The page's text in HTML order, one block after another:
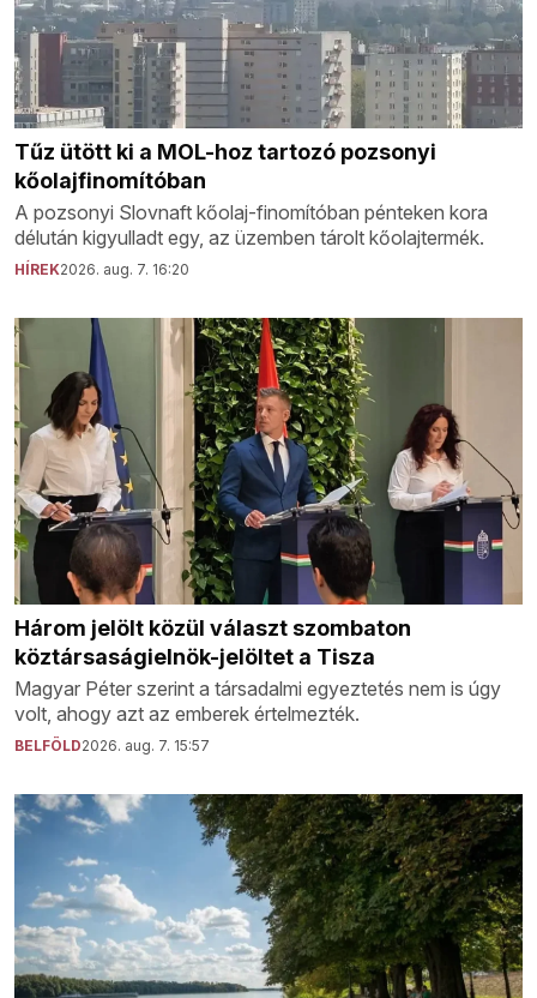
Tűz ütött ki a MOL-hoz tartozó pozsonyi
kőolajfinomítóban
A pozsonyi Slovnaft kőolaj-finomítóban pénteken kora
délután kigyulladt egy, az üzemben tárolt kőolajtermék.
HÍREK2026. aug. 7. 16:20
Három jelölt közül választ szombaton
köztársaságielnök-jelöltet a Tisza
Magyar Péter szerint a társadalmi egyeztetés nem is úgy
volt, ahogy azt az emberek értelmezték.
BELFÖLD2026. aug. 7. 15:57